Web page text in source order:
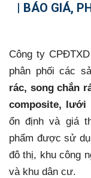
| BÁO GIÁ,
Công ty
phân phối các
rác, song chắn
composite, lưới
ổn định và giá
phẩm được sử
đô thị, khu công
và khu dân cư.